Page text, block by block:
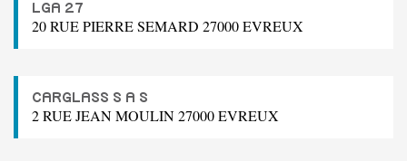
LGA 27
20 RUE PIERRE SEMARD 27000 EVREUX
CARGLASS S A S
2 RUE JEAN MOULIN 27000 EVREUX